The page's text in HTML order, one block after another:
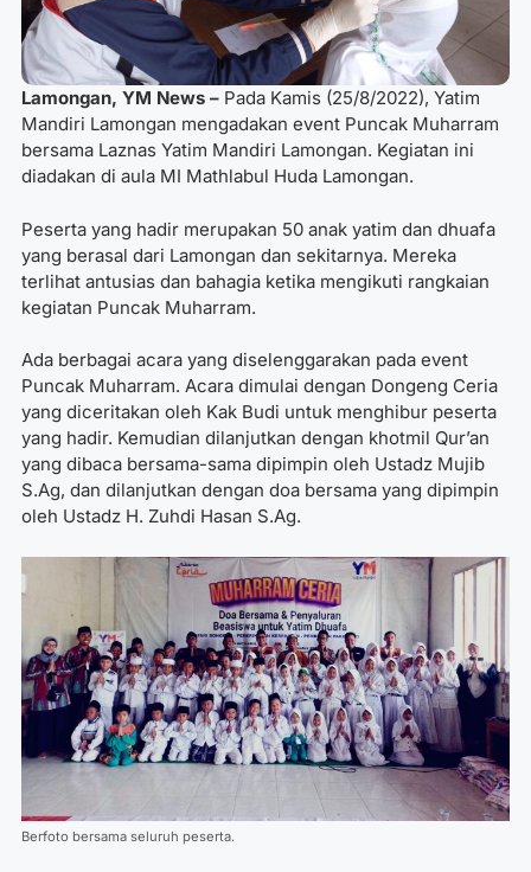
Lamongan, YM News – Pada Kamis (25/8/2022), Yatim
Mandiri Lamongan mengadakan event Puncak Muharram
bersama Laznas Yatim Mandiri Lamongan. Kegiatan ini
diadakan di aula MI Mathlabul Huda Lamongan.
Peserta yang hadir merupakan 50 anak yatim dan dhuafa
yang berasal dari Lamongan dan sekitarnya. Mereka
terlihat antusias dan bahagia ketika mengikuti rangkaian
kegiatan Puncak Muharram.
Ada berbagai acara yang diselenggarakan pada event
Puncak Muharram. Acara dimulai dengan Dongeng Ceria
yang diceritakan oleh Kak Budi untuk menghibur peserta
yang hadir. Kemudian dilanjutkan dengan khotmil Qur’an
yang dibaca bersama-sama dipimpin oleh Ustadz Mujib
S.Ag, dan dilanjutkan dengan doa bersama yang dipimpin
oleh Ustadz H. Zuhdi Hasan S.Ag.
Berfoto bersama seluruh peserta.